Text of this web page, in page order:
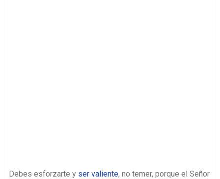
Debes esforzarte yser valiente, no temer, porque el Señor